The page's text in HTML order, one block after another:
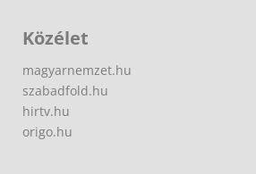
Közélet
magyarnemzet.hu
szabadfold.hu
hirtv.hu
origo.hu